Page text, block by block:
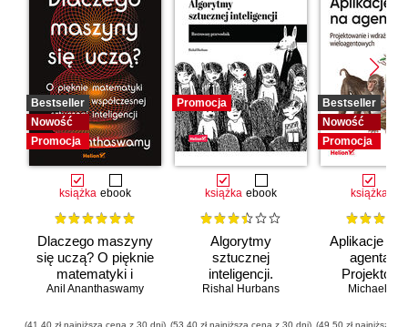
Bestseller
Nowość
Promocja
książka ebook
Dlaczego maszyny
się uczą? O pięknie
matematyki i
działaniu
sztucznej
Anil Ananthaswamy
(41,40 zł najniższa cena z 30 dni)
Promocja
książka ebook
Algorytmy
sztucznej
inteligencji.
Ilustrowany
Rishal Hurbans
(53,40 zł najniższa cena z 30 dni)
Bestseller
Nowość
Promocja
książka
Aplikacje
agentach
Michael
(49,50 zł najniższa